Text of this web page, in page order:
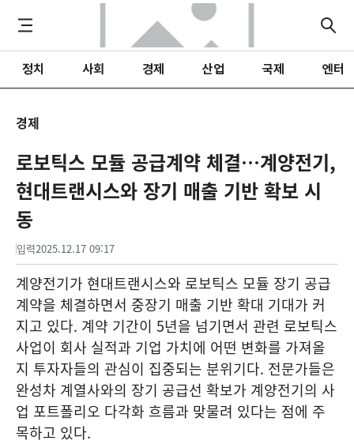
정치 사회 경제 산업 국제 엔터
경제
로보틱스 모듈 공급계약 체결…계양전기,
현대트랜시스와 장기 매출 기반 확보 시
동
입력2025.12.17 09:17
계양전기가 현대트랜시스와 로보틱스 모듈 장기 공급
계약을 체결하면서 중장기 매출 기반 확대 기대가 커
지고 있다. 계약 기간이 5년을 넘기면서 관련 로보틱스
사업이 회사 실적과 기업 가치에 어떤 변화를 가져올
지 투자자들의 관심이 집중되는 분위기다. 전문가들은
완성차 계열사와의 장기 공급선 확보가 계양전기의 사
업 포트폴리오 다각화 흐름과 맞물려 있다는 점에 주
목하고 있다.